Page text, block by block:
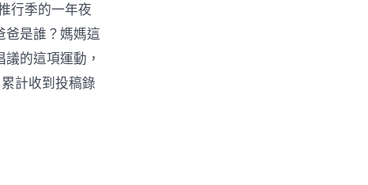
行季的一年夜
爸是誰？媽媽這
的這項運動，
計收到投稿錄